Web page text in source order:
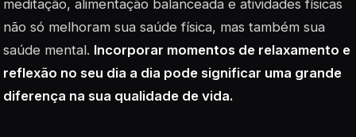
meditação, alimentação balanceada e atividades físicas
não só melhoram sua saúde física, mas também sua
saúde mental. Incorporar momentos de relaxamento e
reflexão no seu dia a dia pode significar uma grande
diferença na sua qualidade de vida.